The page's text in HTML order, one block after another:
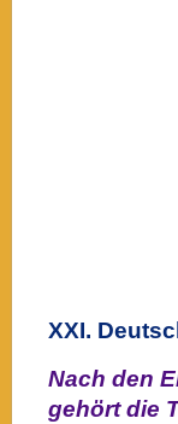
XXI.
Nach den
gehört die